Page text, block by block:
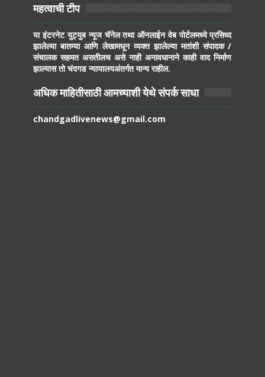
महत्वाची टीप
या इंटरनेट युट्युब न्यूज चॅनेल तथा ऑनलाईन वेब पोर्टलमध्ये प्रसिध्द
झालेल्या बातम्या आणि लेखामधून व्यक्त झालेल्या मतांशी संपादक /
संचालक सहमत असतीलच असे नाही अनावधानाने काही वाद निर्माण
झाल्यास तो चंदगड न्यायालयअंतर्गत मान्य राहील.
अधिक माहितीसाठी आमच्याशी येथे संपर्क साधा
chandgadlivenews@gmail.com